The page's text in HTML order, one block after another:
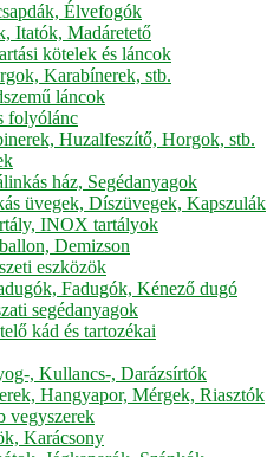
Élvefogók
Itatók, Madáretető
kötelek és láncok
Karabínerek, stb.
láncok
folyólánc
Huzalfeszítő, Horgok, stb.
ház, Segédanyagok
üvegek, Díszüvegek, Kapszulák
INOX tartályok
Demizson
eszközök
Fadugók, Kénező dugó
segédanyagok
kád és tartozékai
, Kullancs-, Darázsírtók
Hangyapor, Mérgek, Riasztók
vegyszerek
Karácsony